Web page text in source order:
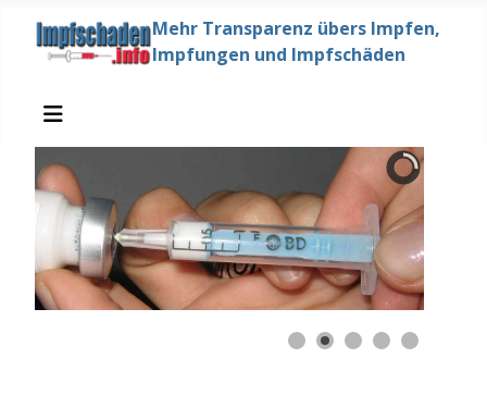
Mehr Transparenz übers Impfen,
Impfungen und Impfschäden